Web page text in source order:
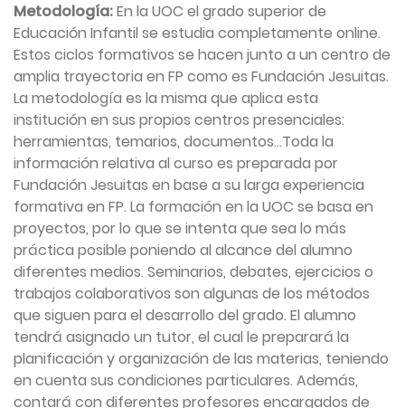
Metodología:En la UOC el grado superior de
Educación Infantil se estudia completamente online.
Estos ciclos formativos se hacen junto a un centro de
amplia trayectoria en FP como es Fundación Jesuitas.
La metodología es la misma que aplica esta
institución en sus propios centros presenciales:
herramientas, temarios, documentos…Toda la
información relativa al curso es preparada por
Fundación Jesuitas en base a su larga experiencia
formativa en FP. La formación en la UOC se basa en
proyectos, por lo que se intenta que sea lo más
práctica posible poniendo al alcance del alumno
diferentes medios. Seminarios, debates, ejercicios o
trabajos colaborativos son algunas de los métodos
que siguen para el desarrollo del grado. El alumno
tendrá asignado un tutor, el cual le preparará la
planificación y organización de las materias, teniendo
en cuenta sus condiciones particulares. Además,
contará con diferentes profesores encargados de